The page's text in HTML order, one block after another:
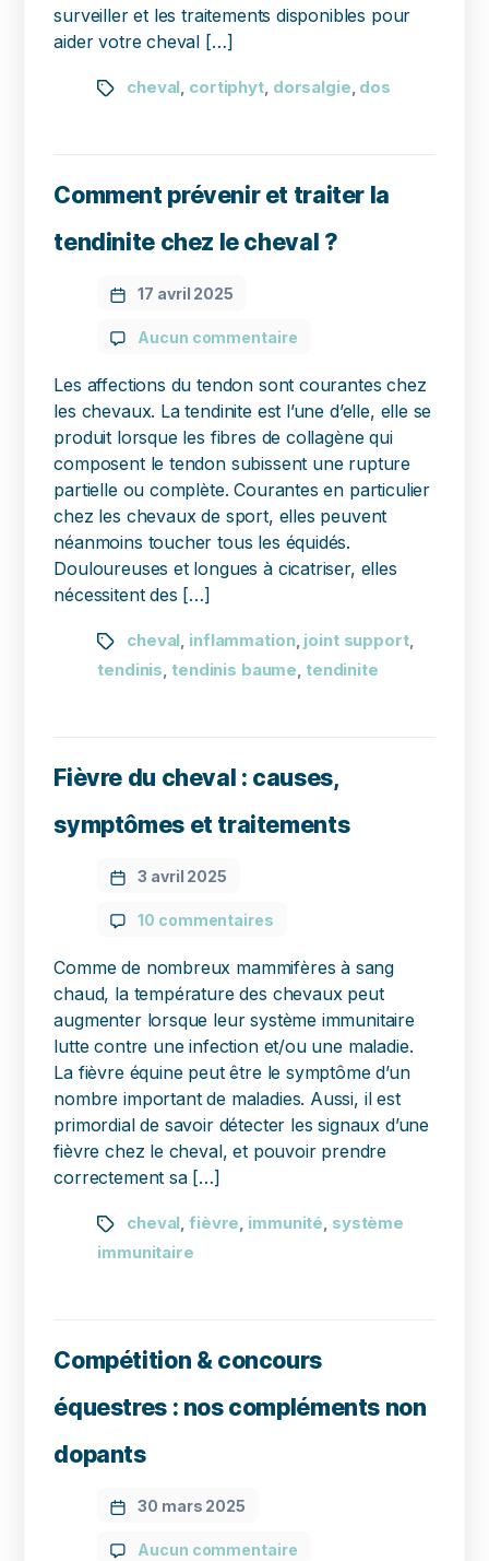
surveiller et les traitements disponibles pour
aider votre cheval […]
cheval cortiphyt, dorsalgie dos
Comment prévenir et traiter la
tendinite chez le cheval ?
17 avril 2025
Aucun commentaire
Les affections du tendon sont courantes chez
les chevaux. La tendinite est l’une d’elle, elle se
produit lorsque les fibres de collagène qui
composent le tendon subissent une rupture
partielle ou complète. Courantes en particulier
chez les chevaux de sport, elles peuvent
néanmoins toucher tous les équidés.
Douloureuses et longues à cicatriser, elles
nécessitent des […]
cheval inflammation, joint support,
tendinis tendinis baume tendinite
Fièvre du cheval : causes,
symptômes et traitements
3 avril 2025
10 commentaires
Comme de nombreux mammifères à sang
chaud, la température des chevaux peut
augmenter lorsque leur système immunitaire
lutte contre une infection et/ou une maladie.
La fièvre équine peut être le symptôme d’un
nombre important de maladies. Aussi, il est
primordial de savoir détecter les signaux d’une
fièvre chez le cheval, et pouvoir prendre
correctement sa […]
cheval ,fièvre immunité système
immunitaire
Compétition & concours
équestres : nos compléments non
dopants
30 mars 2025
Aucun commentaire